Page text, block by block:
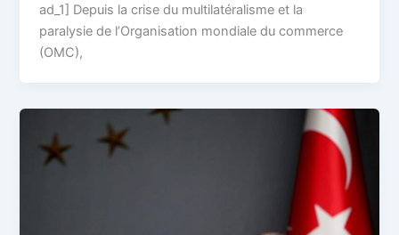
ad_1] Depuis la crise du multilatéralisme et la
paralysie de l’Organisation mondiale du commerce
(OMC),